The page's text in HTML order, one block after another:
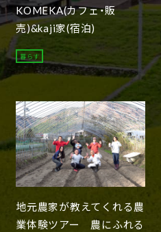
KOMEKA(カフェ・販
売)&kaji家(宿泊)
暮らす
地元農家が教えてくれる農
業体験ツアー 農にふれる